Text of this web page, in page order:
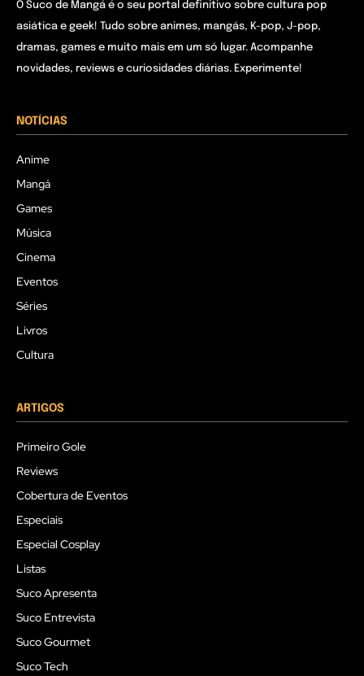
O Suco de Mangá é o seu portal definitivo sobre cultura pop
asiática e geek! Tudo sobre animes, mangás, K-pop, J-pop,
dramas, games e muito mais em um só lugar. Acompanhe
novidades, reviews e curiosidades diárias. Experimente!
NOTÍCIAS
Anime
Mangá
Games
Música
Cinema
Eventos
Séries
Livros
Cultura
ARTIGOS
Primeiro Gole
Reviews
Cobertura de Eventos
Especiais
Especial Cosplay
Listas
Suco Apresenta
Suco Entrevista
Suco Gourmet
Suco Tech